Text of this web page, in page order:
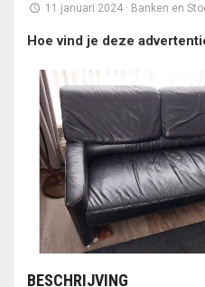
11 januari 2024· Banken en
Hoe vind je deze
BESCHRIJVING